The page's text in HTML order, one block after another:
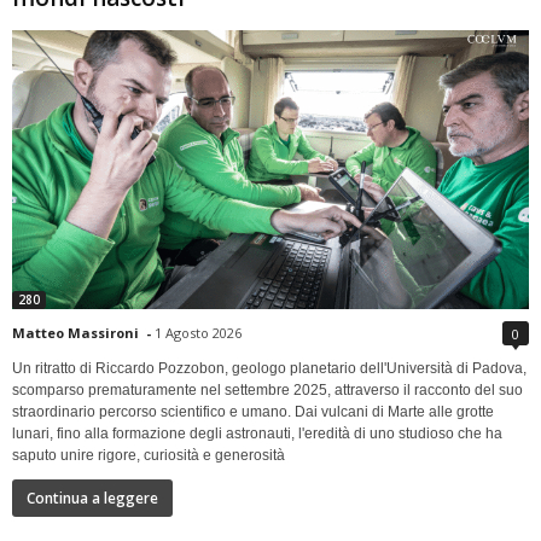
280
Matteo Massironi - 1 Agosto 2026 0
Un ritratto di Riccardo Pozzobon, geologo planetario dell'Università di Padova,
scomparso prematuramente nel settembre 2025, attraverso il racconto del suo
straordinario percorso scientifico e umano. Dai vulcani di Marte alle grotte
lunari, fino alla formazione degli astronauti, l'eredità di uno studioso che ha
saputo unire rigore, curiosità e generosità
Continua a leggere